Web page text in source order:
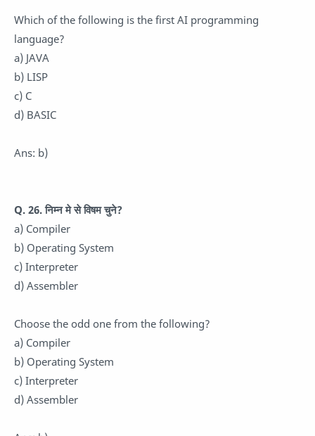
Which of the following is the first AI programming
language?
a) JAVA
b) LISP
c) C
d) BASIC
Ans: b)
Q. 26. निम्न मे से विषम चुने?
a) Compiler
b) Operating System
c) Interpreter
d) Assembler
Choose the odd one from the following?
a) Compiler
b) Operating System
c) Interpreter
d) Assembler